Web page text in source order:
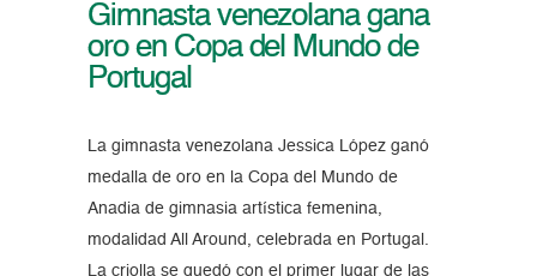
Gimnasta venezolana gana
oro en Copa del Mundo de
Portugal
La gimnasta venezolana Jessica López ganó
medalla de oro en la Copa del Mundo de
Anadia de gimnasia artística femenina,
modalidad All Around, celebrada en Portugal.
La criolla se quedó con el primer lugar de las